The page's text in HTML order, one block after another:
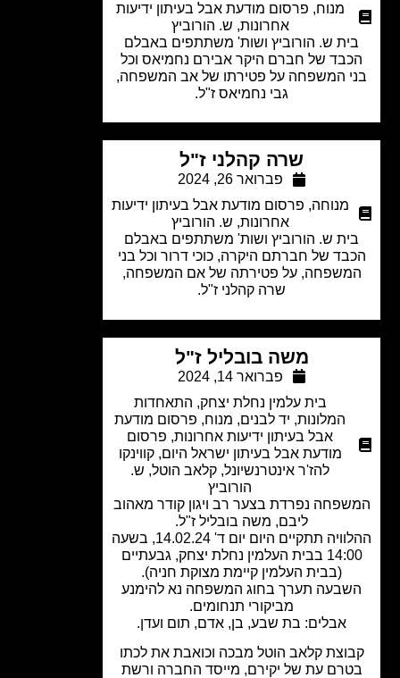
מנוח,
פרסום מודעת אבל בעיתון ידיעות
אחרונות,ש. הורוביץ
ש. הורוביץ ושות' משתתפים באבלם
של חברם היקר אבירם נחמיאס וכל
המשפחה על פטירתו של אב המשפחה,
גבי נחמיאס ז"ל.
שרה קהלני ז"ל
פברואר 26, 2024
מנוחה
פרסום מודעת אבל בעיתון ידיעות
אחרונות,ש. הורוביץ
ש. הורוביץ ושות' משתתפים באבלם
של חברתם היקרה, כוכי דרור וכל בני
על פטירתה של אם המשפחה,
שרה קהלני ז"ל.
משה בובליל ז"ל
פברואר 14, 2024
בית עלמין נחלת יצחק,התאחדות
המלונות,יד לבנים,מנוח,פרסום מודעת
אבל בעיתון ידיעות אחרונות,פרסום
מודעת אבל בעיתון ישראל היום,קווינקו
להז'ר אינטרנשיונל,קלאב הוטל,ש.
נפרדת בצער רב ויגון קודר מאהוב
ליבם, משה בובליל ז"ל.
ההלוויה תתקיים היום יום ד' 14.02.24, בשעה
14:00 בבית העלמין נחלת יצחק, גבעתיים
(בבית העלמין קיימת מצוקת חניה).
תערך בחוג המשפחה נא להימנע
מביקורי תנחומים.
אבלים: בת שבע, בן, אדם, תום ועדן.
קלאב הוטל מבכה וכואבת את לכתו
עת של יקירם, מייסד החברה ורשת